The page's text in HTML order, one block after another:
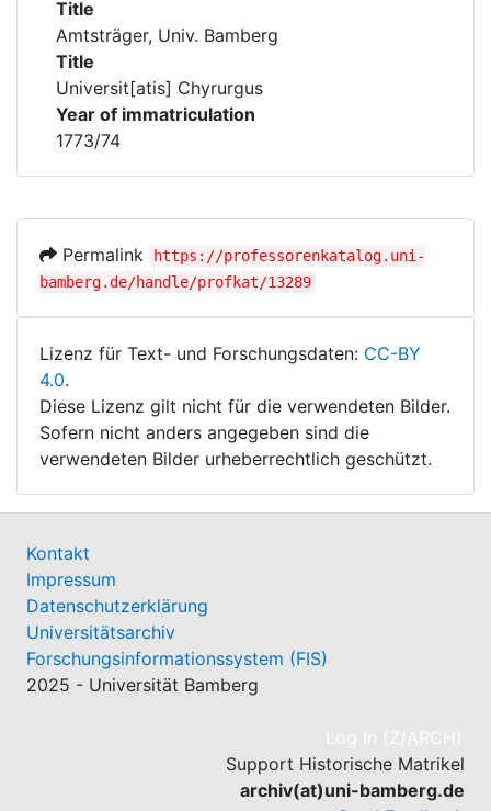
Title
Amtsträger, Univ. Bamberg
Title
Universit[atis] Chyrurgus
Year of immatriculation
1773/74
Permalink
https://professorenkatalog.uni-
bamberg.de/handle/profkat/13289
Lizenz für Text- und Forschungsdaten: CC-BY
4.0.
Diese Lizenz gilt nicht für die verwendeten Bilder.
Sofern nicht anders angegeben sind die
verwendeten Bilder urheberrechtlich geschützt.
Kontakt
Impressum
Datenschutzerklärung
Universitätsarchiv
Forschungsinformationssystem (FIS)
2025 - Universität Bamberg
Log In (Z/ARCH)
Support Historische Matrikel
archiv(at)uni-bamberg.de